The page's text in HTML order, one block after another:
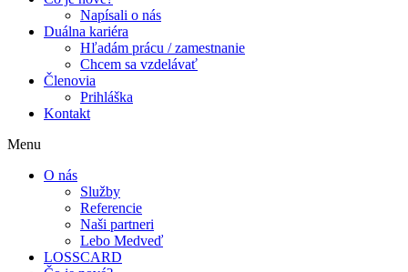
Napísali o nás
Duálna kariéra
Hľadám prácu / zamestnanie
Chcem sa vzdelávať
Členovia
Prihláška
Kontakt
Menu
O nás
Služby
Referencie
Naši partneri
Lebo Medveď
LOSSCARD